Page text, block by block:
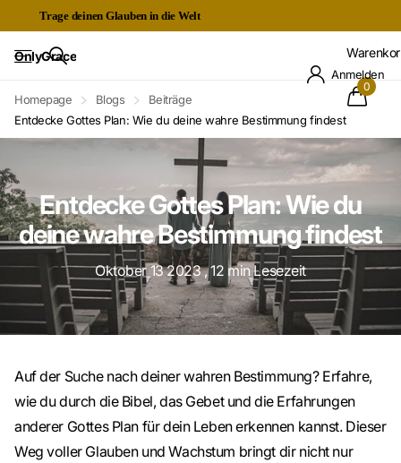
Trage deinen Glauben in die Welt
OnlyGrace
Anmelden
0
Homepage Blogs
Beiträge
Entdecke Gottes Plan: Wie du deine wahre Bestimmung findest
Entdecke Gottes Plan: Wie du
deine wahre Bestimmung findest
Oktober 13 2023, 12 min Lesezeit
Auf der Suche nach deiner wahren Bestimmung? Erfahre,
wie du durch die Bibel, das Gebet und die Erfahrungen
anderer Gottes Plan für dein Leben erkennen kannst. Dieser
Weg voller Glauben und Wachstum bringt dir nicht nur